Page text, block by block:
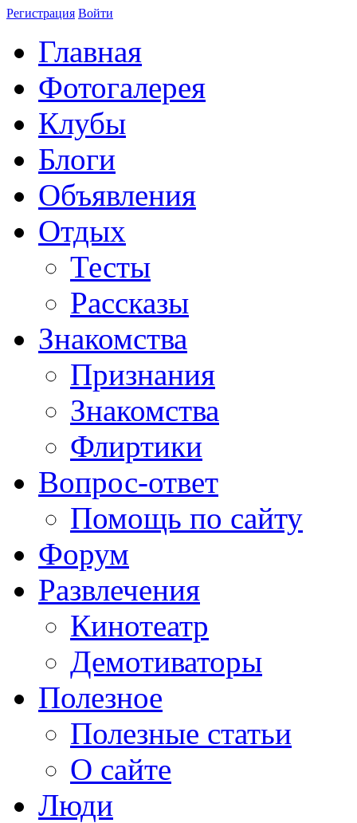
Регистрация Войти
Главная
Фотогалерея
Клубы
Блоги
Объявления
Отдых
Тесты
Рассказы
Знакомства
Признания
Знакомства
Флиртики
Вопрос-ответ
Помощь по сайту
Форум
Развлечения
Кинотеатр
Демотиваторы
Полезное
Полезные статьи
О сайте
Люди